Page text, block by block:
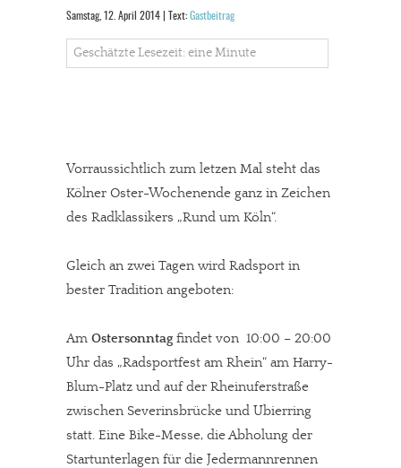
Samstag, 12. April 2014 | Text: Gastbeitrag
Geschätzte Lesezeit: eine Minute
Vorraussichtlich zum letzen Mal steht das
Kölner Oster-Wochenende ganz in Zeichen
des Radklassikers „Rund um Köln“.
Gleich an zwei Tagen wird Radsport in
bester Tradition angeboten:
Am Ostersonntag findet von 10:00 – 20:00
Uhr das „Radsportfest am Rhein“ am Harry-
Blum-Platz und auf der Rheinuferstraße
zwischen Severinsbrücke und Ubierring
statt. Eine Bike-Messe, die Abholung der
Startunterlagen für die Jedermannrennen